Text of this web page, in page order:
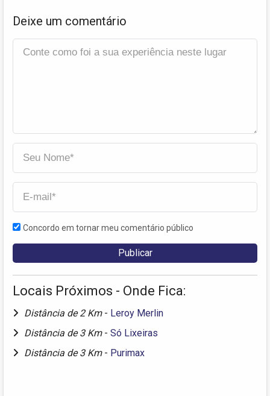
Deixe um comentário
Concordo em tornar meu comentário público
Locais Próximos - Onde Fica:
Distância de 2 Km - Leroy Merlin
Distância de 3 Km - Só Lixeiras
Distância de 3 Km - Purimax